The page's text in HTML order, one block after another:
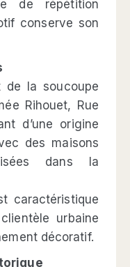
de répétition
conserve son
la soucoupe
Rihouet, Rue
d’une origine
des maisons
dans la
caractéristique
urbaine
décoratif.